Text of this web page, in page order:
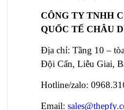
CÔNG TY TNHH
QUỐC TẾ CHÂU
Địa chỉ: Tầng 10 –
Đội Cấn, Liễu Giai,
Hotline/zalo:
Email: